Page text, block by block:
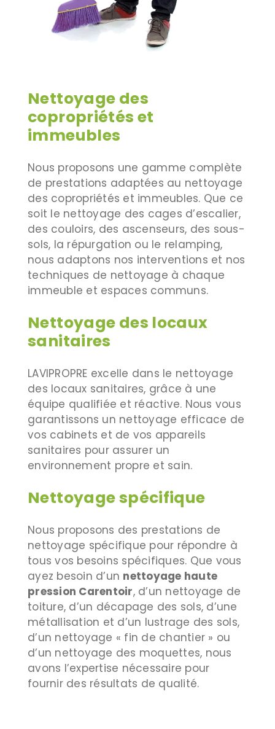
Nettoyage des
copropriétés et
immeubles
Nous proposons une gamme complète
de prestations adaptées au nettoyage
des copropriétés et immeubles. Que ce
soit le nettoyage des cages d’escalier,
des couloirs, des ascenseurs, des sous-
sols, la répurgation ou le relamping,
nous adaptons nos interventions et nos
techniques de nettoyage à chaque
immeuble et espaces communs.
Nettoyage des locaux
sanitaires
LAVIPROPRE excelle dans le nettoyage
des locaux sanitaires, grâce à une
équipe qualifiée et réactive. Nous vous
garantissons un nettoyage efficace de
vos cabinets et de vos appareils
sanitaires pour assurer un
environnement propre et sain.
Nettoyage spécifique
Nous proposons des prestations de
nettoyage spécifique pour répondre à
tous vos besoins spécifiques. Que vous
ayez besoin d’un nettoyage haute
pression Carentoir, d’un nettoyage de
toiture, d’un décapage des sols, d’une
métallisation et d’un lustrage des sols,
d’un nettoyage « fin de chantier » ou
d’un nettoyage des moquettes, nous
avons l’expertise nécessaire pour
fournir des résultats de qualité.